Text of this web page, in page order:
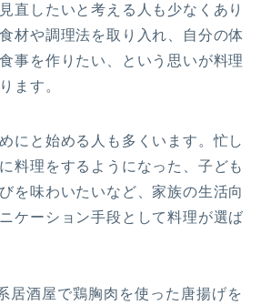
直したいと考える人も少なくあり
材や調理法を取り入れ、自分の体
事を作りたい、という思いが料理
ます。
にと始める人も多くいます。忙し
料理をするようになった、子ども
を味わいたいなど、家族の生活向
ケーション手段として料理が選ば
居酒屋で鶏胸肉を使った唐揚げを